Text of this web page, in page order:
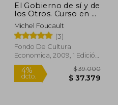
$
El Gobierno de sí y de
los Otros. Curso en el
Collège de France
(1982-1983)
Michel Foucault
(3)
Fondo De Cultura
Economica, 2009, 1 Edición,
Tapa Blanda, Nuevo